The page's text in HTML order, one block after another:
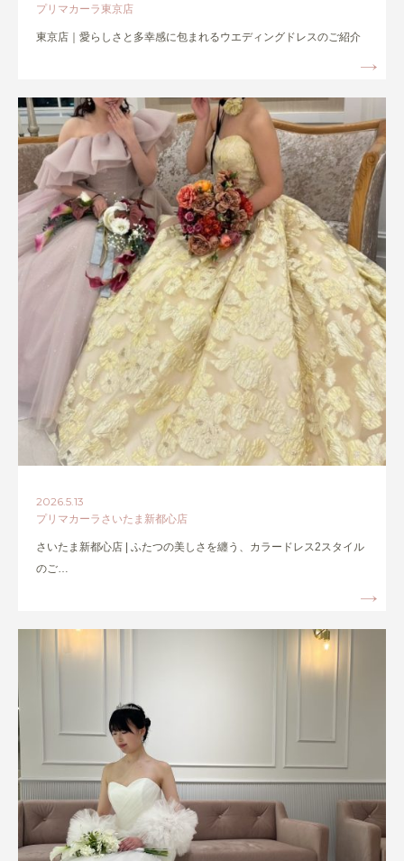
プリマカーラ東京店
東京店｜愛らしさと多幸感に包まれるウエディングドレスのご紹介
2026.5.13
プリマカーラさいたま新都心店
さいたま新都心店 | ふたつの美しさを纏う、カラードレス2スタイル
のご…